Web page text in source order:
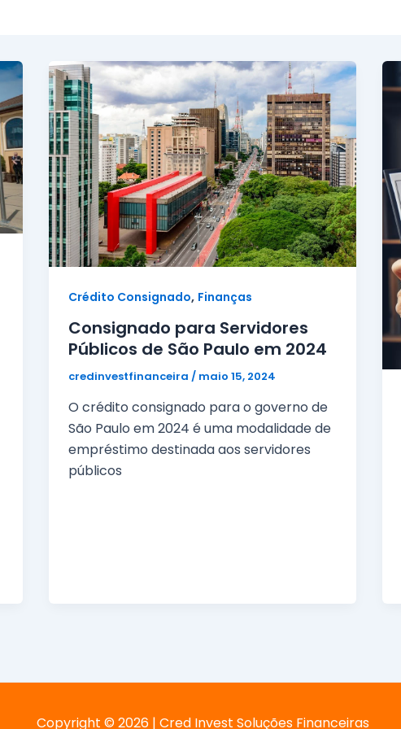
Crédito Consignado, Finanças
Consignado para Servidores
Públicos de São Paulo em 2024
credinvestfinanceira / maio 15, 2024
O crédito consignado para o governo de
São Paulo em 2024 é uma modalidade de
empréstimo destinada aos servidores
públicos
Copyright © 2026 | Cred Invest Soluções Financeiras